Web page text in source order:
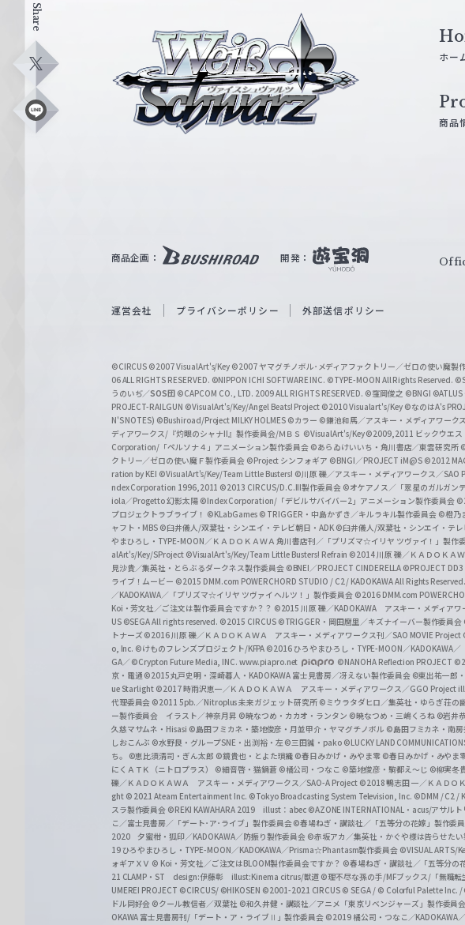
Share
X
L
ス
W
i
c
h
w
a
r
z
ホー
商品
商品企画： 開発：
運営会社 プライバシーポリシー 外部送信ポリシー
©CIRCUS ©2007 VisualArt's/Key ©2007 ヤマグチノボル･メディアファクトリー／ゼロの使い魔製
06 ALL RIGHTS RESERVED. ©NIPPON ICHI SOFTWARE INC. ©TYPE-MOON All Rights Reserved.
うのいぢ／SOS団 ©CAPCOM CO., LTD. 2009 ALL RIGHTS RESERVED. ©窪岡俊之 ©BNGI
PROJECT-RAILGUN ©VisualArt's/Key/Angel Beats! Project ©2010 Visualart's/Key ©なのはA's
N'S NOTES) ©Bushiroad/Project MILKY HOLMES ©カラー ©鎌池和馬／アスキー・メディアワーク
ディアワークス/『灼眼のシャナII』製作委員会/ＭＢＳ ©VisualArt's/Key©2009,2011 ビックウエス
Corporation/「ペルソナ４」アニメーション製作委員会 ©あらゐけいいち・角川書店／東雲研究所
クトリー／ゼロの使い魔Ｆ製作委員会 ©Project シンフォギア ©BNGI／PROJECT iM@S ©2012
ration by KEI ©VisualArt's/Key/Team Little Busters! ©川原 礫／アスキー・メディアワークス／SAO
ndex Corporation 1996,2011 ©2013 CIRCUS/D.C.III製作委員会 ©オケアノス／「翠星のガルガン
iola／Progetto 幻影太陽 ©Index Corporation/「デビルサバイバー2」アニメーション製作委員会
プロジェクトラブライブ！ ©KLabGames © TRIGGER・中島かずき／キルラキル製作委員会 ©橙乃
ャフト・MBS ©臼井儀人/双葉社・シンエイ・テレビ朝日・ADK ©臼井儀人/双葉社・シンエイ・テ
やまひろし・TYPE-MOON／ＫＡＤＯＫＡＷＡ 角川書店刊／「プリズマ☆イリヤ ツヴァイ！」製作
alArt's/Key/SProject ©VisualArt's/Key/Team Little Busters! Refrain ©2014 川原 礫／ＫＡＤＯＫＡ
見沙貴／集英社・とらぶるダークネス製作委員会 ©BNEI／PROJECT CINDERELLA ©PROJECT DD3
ライブ！ムービー ©2015 DMM.com POWERCHORD STUDIO / C2 / KADOKAWA All Rights Reserved.
／KADOKAWA／「プリズマ☆イリヤ ツヴァイ ヘルツ！」製作委員会 ©2016 DMM.com
Koi・芳文社／ご注文は製作委員会ですか？？ ©2015 川原 礫／KADOKAWA アスキー・メディアワ
US ©SEGA All rights reserved. ©2015 CIRCUS ©TRIGGER・岡田麿里／キズナイーバー製作委員会
トナーズ©2016 川原 礫／ＫＡＤＯＫＡＷＡ アスキー・メディアワークス刊／SAO MOVIE Project
o, Inc. ©けものフレンズプロジェクト/KFPA ©2016 ひろやまひろし・TYPE-MOON／KADOKAWA
GA／ ©Crypton Future Media, INC. www.piapro.net
©NANOHA Reflection PROJECT
京・電通 ©2015丸戸史明・深崎暮人・KADOKAWA 富士見書房／冴えない製作委員会 ©東出祐一郎
ue Starlight ©2017 時雨沢恵一／ＫＡＤＯＫＡＷＡ アスキー・メディアワークス／GGO Project
代理委員会 ©2011 5pb.／Nitroplus 未来ガジェット研究所 ©ミウラタダヒロ／集英社・ゆらぎ荘の
ー製作委員会 イラスト／神奈月昇 ©暁なつめ・カカオ・ランタン ©暁なつめ・三嶋くろね ©岩井
久慈マサムネ・Hisasi ©島田フミカネ・築地俊彦・月並甲介・ヤマグチノボル ©島田フミカネ・南
しおこんぶ ©水野良・グループSNE・出渕裕・左 ©三田誠・pako ©LUCKY LAND
ち。
©恵比須清司・ぎん太郎 ©鏡貴也・とよた瑣織 ©春日みかげ・みやま零 ©春日みかげ・みやま
にくＡＴＫ（ニトロプラス） ©細音啓・猫鍋蒼 ©橘公司・つなこ ©築地俊彦・駒都え～じ ©柳実冬
礫／ＫＡＤＯＫＡＷＡ アスキー・メディアワークス／SAO-A Project ©2018 鴨志田 一／ＫＡＤＯ
ght © 2021 Ateam Entertainment Inc. ©Tokyo Broadcasting System Television, Inc. ©DMM / C2 /
スラ製作委員会 ©REKI KAWAHARA 2019 illust：abec ©AZONE INTERNATIONAL・acus/アサル
こ／富士見書房／「デート･ア･ライブ」製作委員会©春場ねぎ・講談社／「五等分の花嫁」製作委員
2020 夕蜜柑・狐印／KADOKAWA／防振り製作委員会 ©赤坂アカ／集英社・かぐや様は告らせた
19 ひろやまひろし・TYPE-MOON／KADOKAWA／Prisma☆Phantasm製作委員会 ©VISUAL ARTS/
ォギアＸＶ © Koi・芳文社／ご注文はBLOOM製作委員会ですか？ ©春場ねぎ・講談社／「五等分の
21 CLAMP・ST design:伊藤彰 illust:Kinema citrus/獣道 ©理不尽な孫の手/MFブックス/「無職転
UMEREI PROJECT ©CIRCUS/ ©HIKOSEN ©2001-2021 CIRCUS © SEGA / © Colorful Palette Inc.
ドル同好会 ©クール教信者／双葉社 ©和久井健・講談社／アニメ「東京リベンジャーズ」製作委員会
OKAWA 富士見書房刊/「デート・ア・ライブⅡ」製作委員会 ©2019 橘公司・つなこ／KADOKAWA